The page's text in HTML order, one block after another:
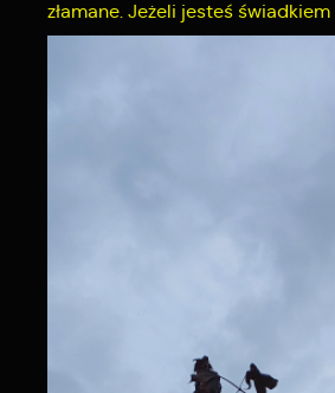
złamane. Jeżeli jesteś